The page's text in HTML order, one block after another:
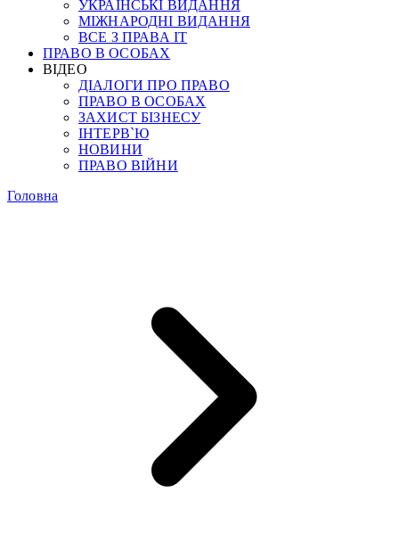
УКРАЇНСЬКІ ВИДАННЯ
МІЖНАРОДНІ ВИДАННЯ
ВСЕ З ПРАВА ІТ
ПРАВО В ОСОБАХ
ВІДЕО
ДІАЛОГИ ПРО ПРАВО
ПРАВО В ОСОБАХ
ЗАХИСТ БІЗНЕСУ
ІНТЕРВ`Ю
НОВИНИ
ПРАВО ВІЙНИ
Головна